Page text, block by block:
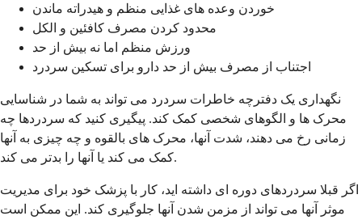
خوردن وعده های غذایی منظم و هیدراته ماندن
محدود کردن مصرف کافئین و الکل
ورزش منظم اما نه بیش از حد
اجتناب از مصرف بیش از حد دارو برای تسکین سردرد
نگهداری یک دفترچه خاطرات سردرد می تواند به شما در شناسایی
محرک ها و الگوهای شخصی کمک کند. پیگیری کنید که سردردها چه
زمانی رخ می دهند، شدت آنها، محرک های بالقوه و چه چیزی به آنها
کمک می کند یا آنها را بدتر می کند.
اگر قبلا سردردهای دوره ای داشته اید، کار با پزشک خود برای مدیریت
موثر آنها می تواند از مزمن شدن آنها جلوگیری کند. این ممکن است